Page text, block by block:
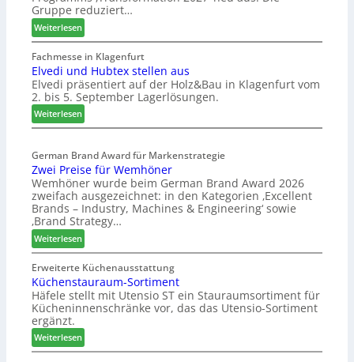
Gruppe reduziert…
Weiterlesen:
W
e
i
n
i
p
s
s
t
F
ü
h
r
u
n
g
a
n
Fachmesse in Klagenfurt
Elvedi und Hubtex stellen aus
Elvedi präsentiert auf der Holz&Bau in Klagenfurt vom
2. bis 5. September Lagerlösungen.
Weiterlesen:
E
v
e
d
i
u
n
d
H
u
b
t
e
x
s
t
German Brand Award für Markenstrategie
Zwei Preise für Wemhöner
Wemhöner wurde beim German Brand Award 2026
zweifach ausgezeichnet: in den Kategorien ‚Excellent
Brands – Industry, Machines & Engineering‘ sowie
‚Brand Strategy…
Weiterlesen:
Z
w
e
i
P
e
i
Erweiterte Küchenausstattung
Küchenstauraum-Sortiment
Häfele stellt mit Utensio ST ein Stauraumsortiment für
Kücheninnenschränke vor, das das Utensio-Sortiment
ergänzt.
Weiterlesen:
K